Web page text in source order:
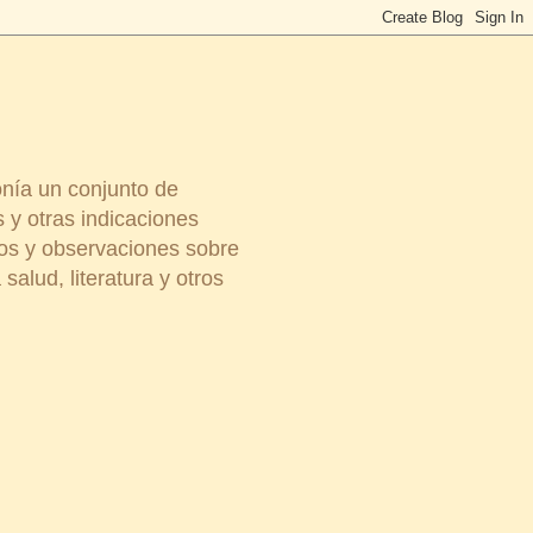
un conjunto de
y otras indicaciones
y observaciones sobre
literatura y otros